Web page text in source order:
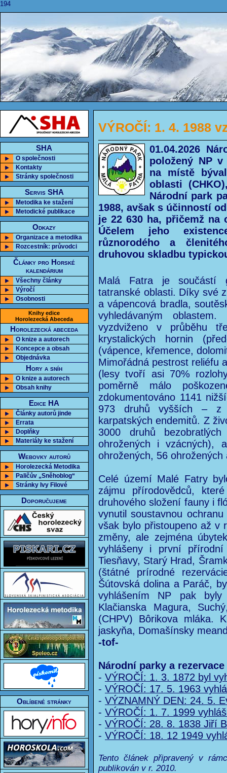
194
SHA
O společnosti
Kontakty
Stránky společnosti
Servis SHA
Metodika ke stažení
Metodické publikace
Odkazy
Organizace a metodika
Rozcestník: průvodci
Články pro Horské
kalendárium
Všechny články
Výročí
Osobnosti
Knihy edice
Horolezecká Abeceda
Horolezecká abeceda
O knize a autorech
Koncepce a obsah
Objednávka
Hory a sníh
O knize a autorech
Obsah knihy
Edice HA
Články autorů jinde
Errata
Doplňky
Materiály ke stažení
Webovky autorů
Horolezecká Metodika
Paličův „Sněhoblog“
Stránky Ivy Filové
Doporučujeme
Oblíbené stránky
VÝROČÍ: 1. 4. 1988
01.04.2026
položený NP
na místě
oblasti
Národní park
1988, avšak s účinností
je 22 630 ha, přičemž na
Účelem jeho
různorodého a
druhovou skladbu
Malá Fatra je součástí
tatranské oblasti. Díky své
a vápencová bradla,
vyhledávaným
vyzdviženo v průběhu
krystalických hornin
(vápence, křemence,
Mimořádná pestrost reliéfu
(lesy tvoří asi 70%
poměrně málo
zdokumentováno 1141
973 druhů vyšších – z
karpatských endemitů. Z
3000 druhů
ohrožených i vzácných),
ohrožených, 56
Celé území Malé Fatry
zájmu přírodovědců,
druhového složení fauny i
vynutil soustavnou
však bylo přistoupeno až v
změny, ale zejména
vyhlášeny i první přírodní
Tiesňavy, Starý Hrad,
(štátné prírodné
Šútovská dolina a Paráč,
vyhlášením NP pak byly
Klačianska Magura,
(CHPV) Bôrikova mláka.
jaskyňa, Domašínsky
-tof-
Národní parky a
- VÝROČÍ: 1. 3. 1872 byl
- VÝROČÍ: 17. 5. 1963
- VÝZNAMNÝ DEN: 24. 5.
- VÝROČÍ: 1. 7. 1999
- VÝROČÍ: 28. 8. 1838 Jiří
- VÝROČÍ: 18. 12 1949
Tento článek připravený v
publikován v r. 2010.